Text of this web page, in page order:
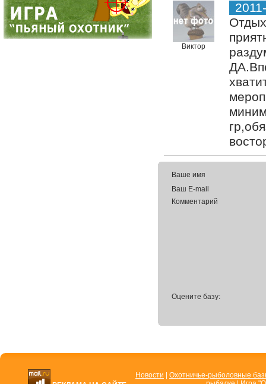
Виктор
Ваше имя
Ваш E-mail
Комментарий
Оцените базу:
Новости
Охотничье-рыболовные